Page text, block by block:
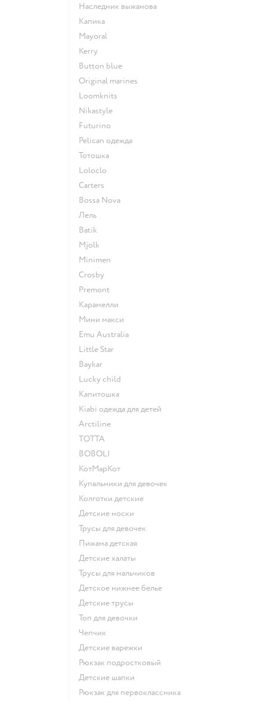
Наследник выжанова
Капика
Mayoral
Kerry
Button blue
Original marines
Loomknits
Nikastyle
Futurino
Pelican одежда
Тотошка
Loloclo
Сarters
Bossa Nova
Лель
Batik
Mjolk
Minimen
Crosby
Premont
Карамелли
Мини макси
Emu Australia
Little Star
Baykar
Lucky child
Капитошка
Kiabi одежда для детей
Arctiline
ТОТТА
BOBOLI
КотМарКот
Купальники для девочек
Колготки детские
Детские носки
Трусы для девочек
Пижама детская
Детские халаты
Трусы для мальчиков
Детское нижнее белье
Детские трусы
Топ для девочки
Чепчик
Детские варежки
Рюкзак подростковый
Детские шапки
Рюкзак для первоклассника